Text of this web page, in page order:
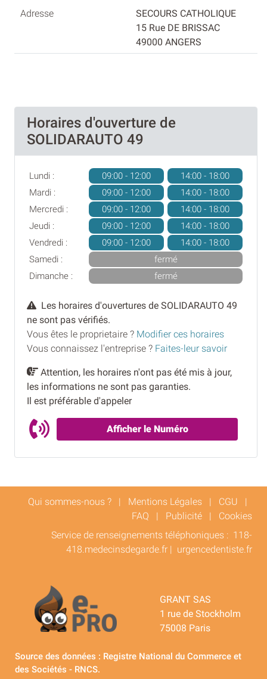
SECOURS CATHOLIQUE
15 Rue DE BRISSAC
49000 ANGERS
Horaires d'ouverture de
SOLIDARAUTO 49
Lundi : 09:00 - 12:00
14:00 - 18:00
Mardi :
09:00 - 12:00
14:00 - 18:00
Mercredi :
09:00 - 12:00
14:00 - 18:00
Jeudi :
09:00 - 12:00
14:00 - 18:00
Vendredi :
09:00 - 12:00
14:00 - 18:00
Samedi :
fermé
Dimanche :
fermé
Les horaires d'ouvertures de SOLIDARAUTO 49
ne sont pas vérifiés.
Vous êtes le proprietaire ? Modifier ces horaires
Vous connaissez l'entreprise ? Faites-leur savoir
Attention, les horaires n'ont pas été mis à jour,
les informations ne sont pas garanties.
Il est préférable d'appeler
Afficher le Numéro
Qui sommes-nous ? | Mentions Légales | CGU |
FAQ | Publicité | Cookies
Service de renseignements téléphoniques : 118-
418.medecinsdegarde.fr | urgencedentiste.fr
GRANT SAS
1 rue de Stockholm
75008 Paris
Source des données : Registre National du Commerce et
des Sociétés - RNCS.